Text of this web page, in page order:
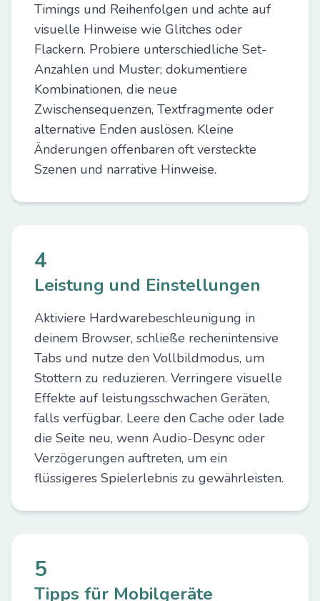
Timings und Reihenfolgen und achte auf
visuelle Hinweise wie Glitches oder
Flackern. Probiere unterschiedliche Set-
Anzahlen und Muster; dokumentiere
Kombinationen, die neue
Zwischensequenzen, Textfragmente oder
alternative Enden auslösen. Kleine
Änderungen offenbaren oft versteckte
Szenen und narrative Hinweise.
4
Leistung und Einstellungen
Aktiviere Hardwarebeschleunigung in
deinem Browser, schließe rechenintensive
Tabs und nutze den Vollbildmodus, um
Stottern zu reduzieren. Verringere visuelle
Effekte auf leistungsschwachen Geräten,
falls verfügbar. Leere den Cache oder lade
die Seite neu, wenn Audio-Desync oder
Verzögerungen auftreten, um ein
flüssigeres Spielerlebnis zu gewährleisten.
5
Tipps für Mobilgeräte